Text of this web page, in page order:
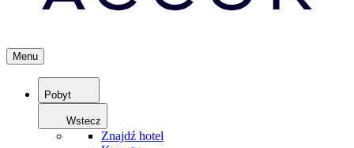
Menu
Pobyt
Wstecz
Znajdź hotel